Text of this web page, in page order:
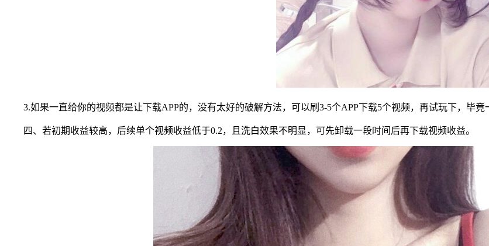
3.如果一直给你的视频都是让下载APP的，没有太好的破解方法，可以刷3-5个APP下载5个视频，再试玩下，毕竟
四、若初期收益较高，后续单个视频收益低于0.2，且洗白效果不明显，可先卸载一段时间后再下载视频收益。